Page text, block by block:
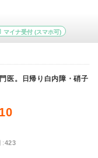
マイナ受付 (スマホ可)
医。日帰り白内障・硝子
423